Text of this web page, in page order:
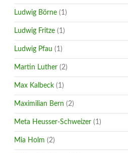
Ludwig Börne (1)
Ludwig Fritze (1)
Ludwig Pfau (1)
Martin Luther (2)
Max Kalbeck (1)
Maximilian Bern (2)
Meta Heusser-Schweizer (1)
Mia Holm (2)